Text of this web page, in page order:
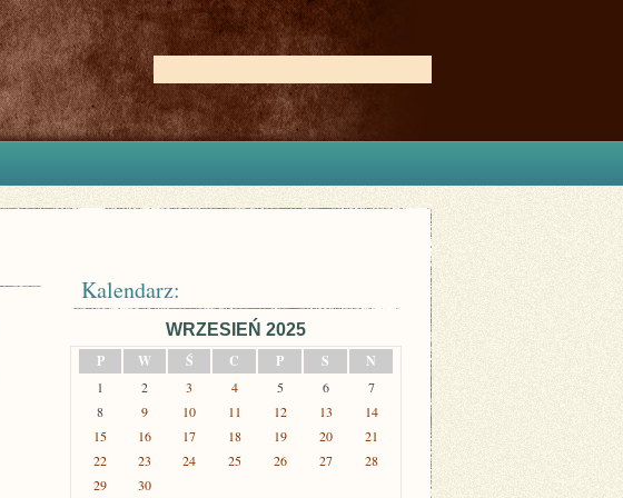
Kalendarz:
WRZESIEŃ 2025
P
W Ś C P S N
1 2 3 4 5 6
7
8
9 10 11 12 13
14
15
16 17 18 19 20
21
22
23 24 25 26 27
28
29
30